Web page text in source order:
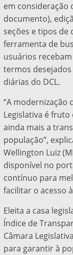
em consideração
documento),
seções e tipos de
ferramenta de
usuários
termos
diárias do DCL.
“A modernização
Legislativa é
ainda mais a
população”,
Wellington Luiz
disponível no
contínuo para
facilitar o acesso
Eleita a casa
Índice de
Câmara
para garantir à